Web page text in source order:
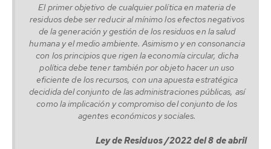
El primer objetivo de cualquier política en materia de
residuos debe ser reducir al mínimo los efectos negativos
de la generación y gestión de los residuos en la salud
humana y el medio ambiente. Asimismo y en consonancia
con los principios que rigen la economía circular, dicha
política debe tener también por objeto hacer un uso
eficiente de los recursos, con una apuesta estratégica
decidida del conjunto de las administraciones públicas, así
como la implicación y compromiso del conjunto de los
agentes económicos y sociales.
Ley de Residuos /2022 del 8 de abril